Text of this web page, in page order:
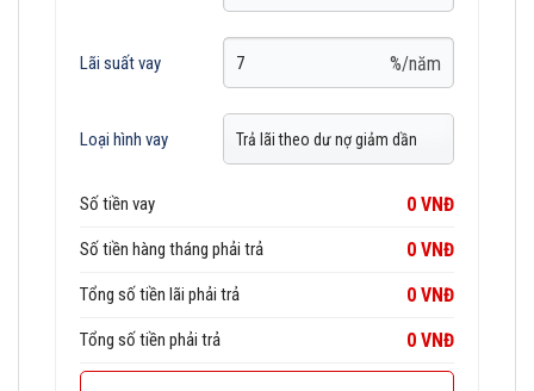
Lãi suất vay %/năm
Loại hình vay
Số tiền vay 0 VNĐ
Số tiền hàng tháng phải trả 0 VNĐ
Tổng số tiền lãi phải trả 0 VNĐ
Tổng số tiền phải trả 0 VNĐ